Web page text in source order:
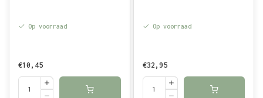
Op voorraad
€10,45
Op voorraad
€32,95